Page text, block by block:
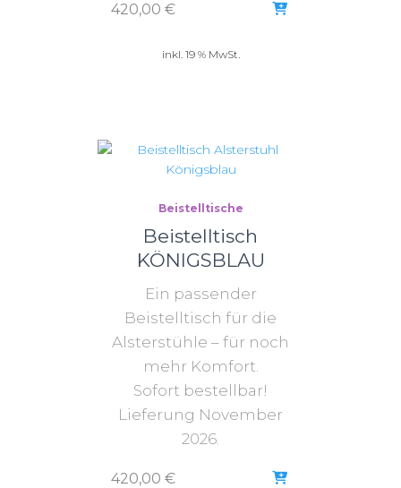
420,00 €
inkl. 19 % MwSt.
Beistelltische
Beistelltisch
KÖNIGSBLAU
Ein passender
Beistelltisch für die
Alsterstühle – für noch
mehr Komfort.
Sofort bestellbar!
Lieferung November
2026.
420,00 €